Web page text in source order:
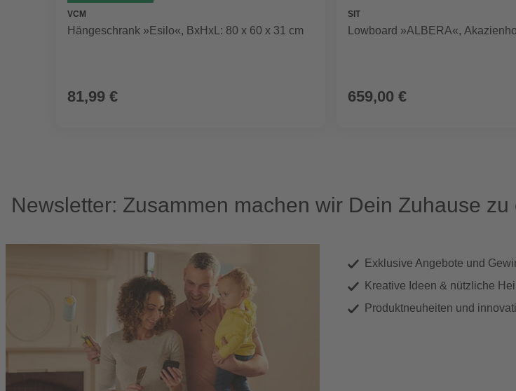
VCM
Hängeschrank »Esilo«, BxHxL: 80 x 60 x 31 cm
81,99 €
SIT
Lowboard »ALBERA«,
659,00 €
Newsletter: Zusammen machen wir Dein Zuhause
Exklusive Angebote und
Kreative Ideen & nützliche
Produktneuheiten und